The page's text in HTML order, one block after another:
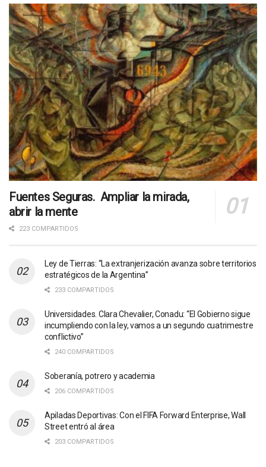
Fuentes Seguras. Ampliar la mirada,
abrir la mente
223 COMPARTIDOS
Ley de Tierras: “La extranjerización avanza sobre territorios
estratégicos de la Argentina”
233 COMPARTIDOS
Universidades. Clara Chevalier, Conadu: “El Gobierno sigue
incumpliendo con la ley, vamos a un segundo cuatrimestre
conflictivo”
240 COMPARTIDOS
Soberanía, potrero y academia
206 COMPARTIDOS
Apiladas Deportivas: Con el FIFA Forward Enterprise, Wall
Street entró al área
203 COMPARTIDOS